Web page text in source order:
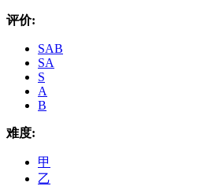
评价:
SAB
SA
S
A
B
难度:
甲
乙